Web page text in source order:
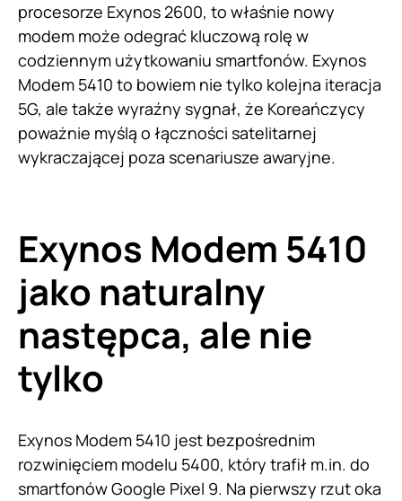
procesorze Exynos 2600, to właśnie nowy
modem może odegrać kluczową rolę w
codziennym użytkowaniu smartfonów. Exynos
Modem 5410 to bowiem nie tylko kolejna iteracja
5G, ale także wyraźny sygnał, że Koreańczycy
poważnie myślą o łączności satelitarnej
wykraczającej poza scenariusze awaryjne.
Exynos Modem 5410
jako naturalny
następca, ale nie
tylko
Exynos Modem 5410 jest bezpośrednim
rozwinięciem modelu 5400, który trafił m.in. do
smartfonów Google Pixel 9. Na pierwszy rzut oka